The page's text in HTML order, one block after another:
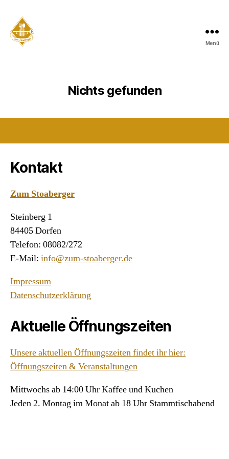
Menü
Nichts gefunden
Kontakt
Zum Stoaberger
Steinberg 1
84405 Dorfen
Telefon: 08082/272
E-Mail: info@zum-stoaberger.de
Impressum
Datenschutzerklärung
Aktuelle Öffnungszeiten
Unsere aktuellen Öffnungszeiten findet ihr hier:
Öffnungszeiten & Veranstaltungen
Mittwochs ab 14:00 Uhr Kaffee und Kuchen
Jeden 2. Montag im Monat ab 18 Uhr Stammtischabend